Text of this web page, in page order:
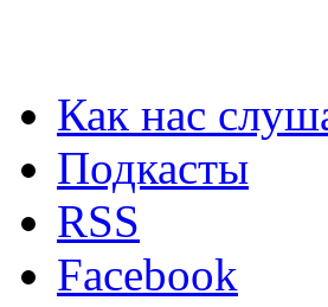
Как нас
Подкасты
RSS
Facebook